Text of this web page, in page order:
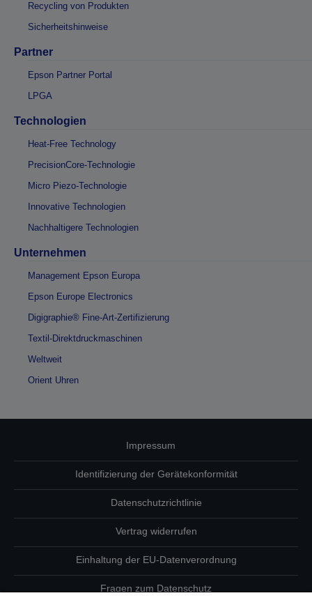
Recycling von Produkten
Sicherheitshinweise
Partner
Epson Partner Portal
LPGA
Technologien
Heat-Free Technology
PrecisionCore-Technologie
Micro Piezo-Technologie
Innovative Technologien
Nachhaltigere Technologien
Unternehmen
Management Epson Europa
Epson Europe Electronics
Digigraphie® Fine-Art-Zertifizierung
Textil-Direktdruckmaschinen
Weltweit
Orient Uhren
Impressum
Identifizierung der Gerätekonformität
Datenschutzrichtlinie
Vertrag widerrufen
Einhaltung der EU-Datenverordnung
Fragen zum Datenschutz